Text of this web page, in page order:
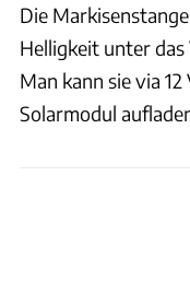
Die
Helligkeit unter das
Man kann sie via
Solarmodul